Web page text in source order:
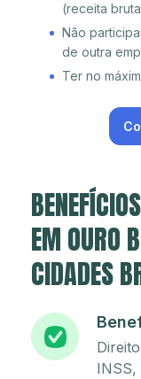
(receita
Não
de outra
Ter no
EM OURO
CIDADES
INSS,